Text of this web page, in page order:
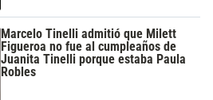
Marcelo Tinelli admitió que Milett
Figueroa no fue al cumpleaños de
Juanita Tinelli porque estaba Paula
Robles